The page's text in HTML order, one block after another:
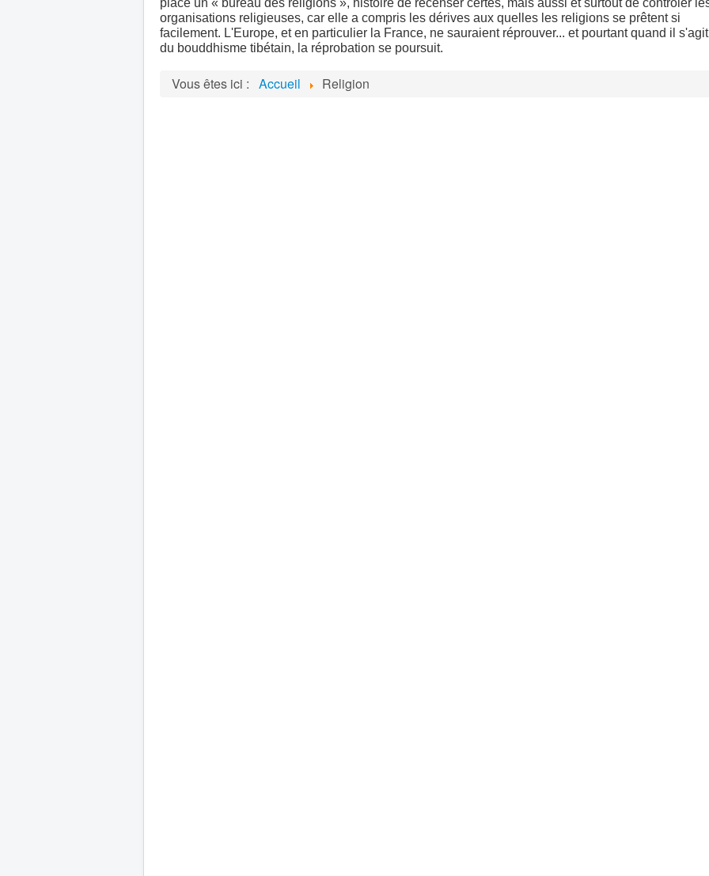
organisations religieuses, car elle a compris les dérives aux quelles les religions se prêtent si
facilement. L'Europe, et en particulier la France, ne sauraient réprouver... et pourtant quand il s'agit
du bouddhisme tibétain, la réprobation se poursuit.
Vous êtes ici : Accueil Religion